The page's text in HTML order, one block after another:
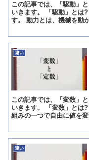
この記事では、「駆動」
いきます。 「駆動」とは
す。 動力とは、機械を動
違い
この記事では、「変数」
いきます。 「変数」とは
組みの一つで自由に値を
違い